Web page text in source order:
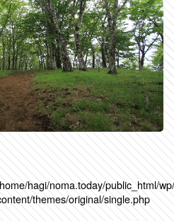
hagi/noma.today/public_html/
themes/original/single.php